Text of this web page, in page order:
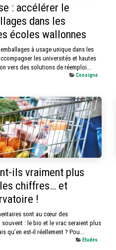
: accélérer le
dans les
écoles wallonnes
à usage unique dans les
les universités et hautes
vers des solutions de réemploi...
Consigne
ils vraiment plus
chiffres… et
!
sont au cœur des
: le bio et le vrac seraient plus
qu’en est-il réellement ? Pou...
Etudes